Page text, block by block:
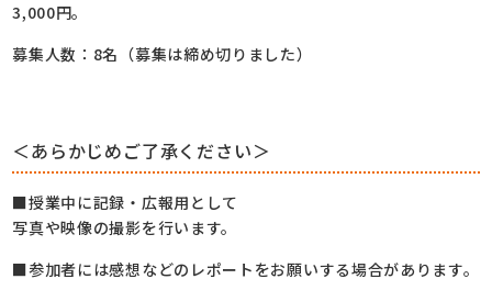
3,000円。
募集人数：8名（募集は締め切りました）
＜あらかじめご了承ください＞
■授業中に記録・広報用として
写真や映像の撮影を行います。
■参加者には感想などのレポートをお願いする場合があります。